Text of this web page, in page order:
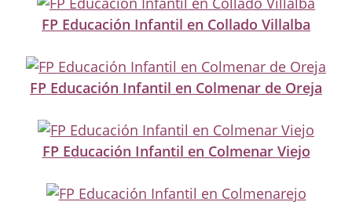
FP Educación Infantil en Collado Villalba
FP Educación Infantil en Colmenar de Oreja
FP Educación Infantil en Colmenar Viejo